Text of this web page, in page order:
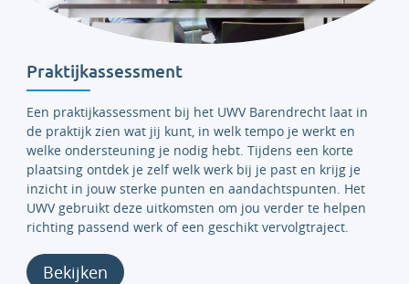
Praktijkassessment
Een praktijkassessment bij het UWV Barendrecht laat in
de praktijk zien wat jij kunt, in welk tempo je werkt en
welke ondersteuning je nodig hebt. Tijdens een korte
plaatsing ontdek je zelf welk werk bij je past en krijg je
inzicht in jouw sterke punten en aandachtspunten. Het
UWV gebruikt deze uitkomsten om jou verder te helpen
richting passend werk of een geschikt vervolgtraject.
Bekijken